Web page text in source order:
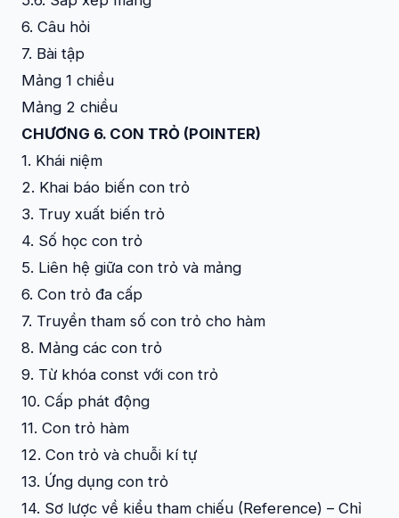
6. Câu hỏi
7. Bài tập
Mảng 1 chiều
Mảng 2 chiều
CHƯƠNG 6. CON TRỎ (POINTER)
1. Khái niệm
2. Khai báo biến con trỏ
3. Truy xuất biến trỏ
4. Số học con trỏ
5. Liên hệ giữa con trỏ và mảng
6. Con trỏ đa cấp
7. Truyền tham số con trỏ cho hàm
8. Mảng các con trỏ
9. Từ khóa const với con trỏ
10. Cấp phát động
11. Con trỏ hàm
12. Con trỏ và chuỗi kí tự
13. Ứng dụng con trỏ
14. Sơ lược về kiểu tham chiếu (Reference) – Chỉ